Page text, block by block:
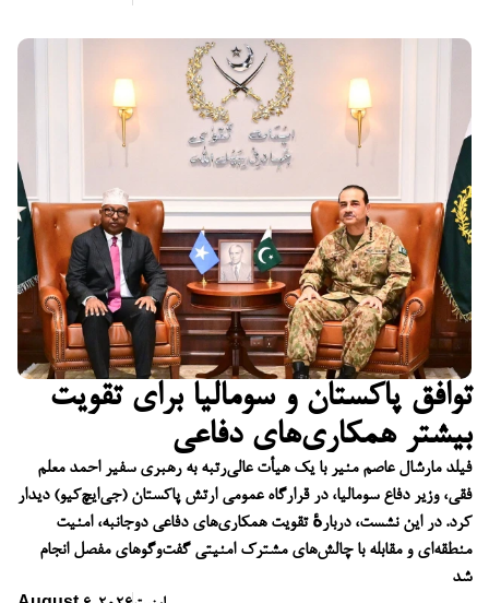
توافق پاکستان و سومالیا برای تقویت
بیشتر همکاری‌های دفاعی
فیلد مارشال عاصم منیر با یک هیأت عالی‌رتبه به رهبری سفیر احمد معلم
فقی، وزیر دفاع سومالیا، در قرارگاه عمومی ارتش پاکستان (جی‌ایچ‌کیو) دیدار
کرد. در این نشست، دربارهٔ تقویت همکاری‌های دفاعی دوجانبه، امنیت
منطقه‌ای و مقابله با چالش‌های مشترک امنیتی گفت‌وگوهای مفصل انجام
شد